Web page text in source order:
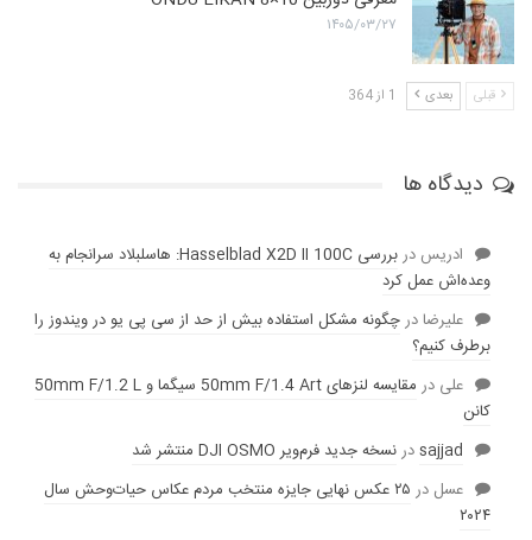
۱۴۰۵/۰۳/۲۷
قبلی بعدی 1 از 364
دیدگاه ها
ادریس در
بررسی Hasselblad X2D II 100C: هاسلبلاد سرانجام به
وعده‌‌اش عمل کرد
عليرضادرچگونه مشکل استفاده بیش از حد از سی پی یو در ویندوز را
برطرف کنیم؟
علی در
مقایسه لنز‌های 50mm F/1.4 Art سیگما و 50mm F/1.2 L
کانن
sajjadدرنسخه جدید فرم‌ویر DJI OSMO منتشر شد
عسل در
۲۵ عکس نهایی جایزه منتخب مردم عکاس حیات‌وحش سال
۲۰۲۴